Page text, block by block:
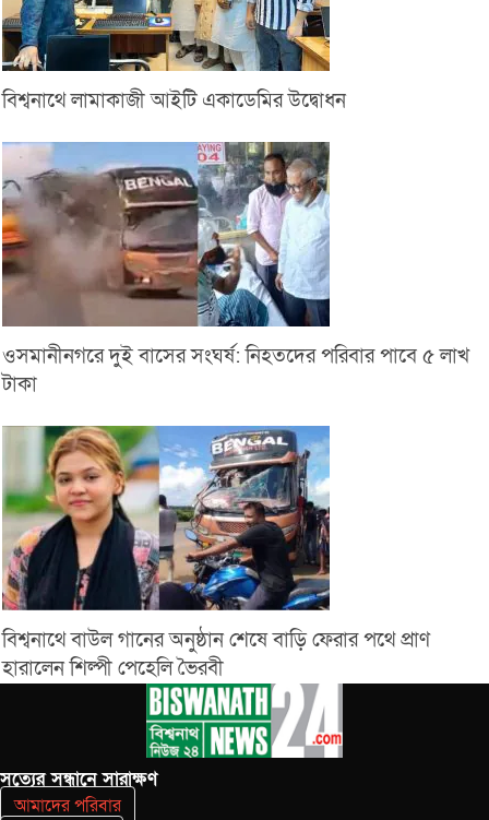
বিশ্বনাথে লামাকাজী আইটি একাডেমির উদ্বোধন
ওসমানীনগরে দুই বাসের সংঘর্ষ: নিহতদের পরিবার পাবে ৫ লাখ
টাকা
বিশ্বনাথে বাউল গানের অনুষ্ঠান শেষে বাড়ি ফেরার পথে প্রাণ
হারালেন শিল্পী পেহেলি ভৈরবী
সত‌্যের সন্ধানে সারাক্ষণ
আমাদের পরিবার